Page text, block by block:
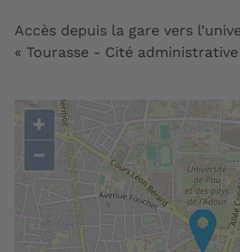
Accès depuis la gare vers
« Tourasse - Cité administrative
+
−